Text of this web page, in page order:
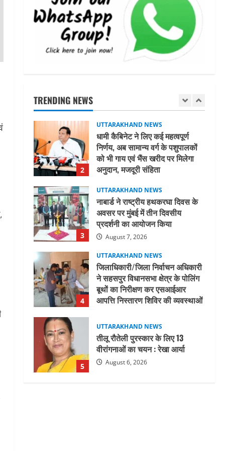
TRENDING NEWS
5
तीलू रौतेली पुरस्कार के लिए 13
वीरांगनाओं का चयन : रेखा आर्या
August 6, 2026
1
2
UTTARAKHAND NEWS
धामी कैबिनेट ने लिए कई महत्वपूर्ण
निर्णय, अब सामान्य वर्ग के पशुपालकों
को भी गाय एवं भैंस खरीद पर मिलेगा
अनुदान, मजदूरी संहिता
August 7, 2026
3
UTTARAKHAND NEWS
नाबार्ड ने राष्ट्रीय हथकरघा दिवस के
अवसर पर मुंबई में तीन दिवसीय
प्रदर्शनी का आयोजन किया
August 7, 2026
4
UTTARAKHAND NEWS
जिलाधिकारी/जिला निर्वाचन अधिकारी
ने सहसपुर विधानसभा क्षेत्र के पोलिंग
बूथों का निरीक्षण कर एसआईआर
आपत्ति निस्तारण शिविर की व्यवस्थाओं
August 6, 2026
5
UTTARAKHAND NEWS
तीलू रौतेली पुरस्कार के लिए 13
वीरांगनाओं का चयन : रेखा आर्या
August 6, 2026